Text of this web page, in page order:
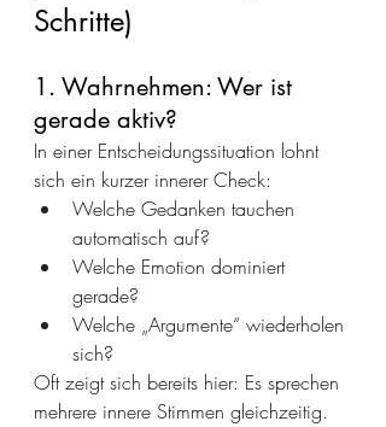
Schritte)
1. Wahrnehmen: Wer ist
gerade aktiv?
In einer Entscheidungssituation lohnt
sich ein kurzer innerer Check:
Welche Gedanken tauchen
automatisch auf?
Welche Emotion dominiert
gerade?
Welche „Argumente“ wiederholen
sich?
Oft zeigt sich bereits hier: Es sprechen
mehrere innere Stimmen gleichzeitig.